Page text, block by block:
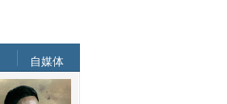
自媒体